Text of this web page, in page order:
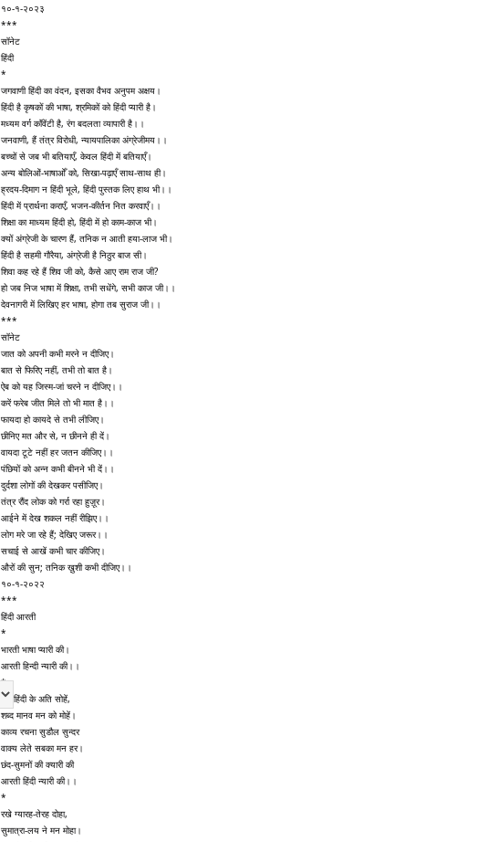
१०-१-२०२३
***
सॉनेट
हिंदी
*
जगवाणी हिंदी का वंदन, इसका वैभव अनुपम अक्षय।
हिंदी है कृषकों की भाषा, श्रमिकों को हिंदी प्यारी है।
मध्यम वर्ग कॉंवेंटी है, रंग बदलता व्यापारी है।।
जनवाणी, हैं तंत्र विरोधी, न्यायपालिका अंग्रेजीमय।।
बच्चों से जब भी बतियाएँ, केवल हिंदी में बतियाएँ।
अन्य बोलिओं-भाषाओँ को, सिखा-पढ़ाएँ साथ-साथ ही।
ह्रदय-दिमाग न हिंदी भूले, हिंदी पुस्तक लिए हाथ भी।।
हिंदी में प्रार्थना कराएँ, भजन-कीर्तन नित करवाएँ।।
शिक्षा का माध्यम हिंदी हो, हिंदी में हो काम-काज भी।
क्यों अंग्रेजी के चारण हैं, तनिक न आती हया-लाज भी।
हिंदी है सहमी गौरैया, अंग्रेजी है निठुर बाज सी।
शिवा कह रहे हैं शिव जी को, कैसे आए राम राज जी?
हो जब निज भाषा में शिक्षा, तभी सधेंगे, सभी काज जी।।
देवनागरी में लिखिए हर भाषा, होगा तब सुराज जी।।
***
सॉनेट
जात को अपनी कभी मरने न दीजिए।
बात से फिरिए नहीं, तभी तो बात है।
ऐब को यह जिस्म-जां चरने न दीजिए।।
करें फरेब जीत मिले तो भी मात है।।
फायदा हो कायदे से तभी लीजिए।
छीनिए मत और से, न छीनने ही दें।
वायदा टूटे नहीं हर जतन कीजिए।।
पंछियों को अन्न कभी बीनने भी दें।।
दुर्दशा लोगों की देखकर पसीजिए।
तंत्र रौंद लोक को गर्रा रहा हुज़ूर।
आईने में देख शकल नहीं रीझिए।।
लोग मरे जा रहे हैं; देखिए जरूर।।
सचाई से आखें कभी चार कीजिए।
औरों की सुन; तनिक ख़ुशी कभी दीजिए।।
१०-१-२०२२
***
हिंदी आरती
*
भारती भाषा प्यारी की।
आरती हिन्दी न्यारी की।।
*
वर्ण हिंदी के अति सोहें,
शब्द मानव मन को मोहें।
काव्य रचना सुडौल सुन्दर
वाक्य लेते सबका मन हर।
छंद-सुमनों की क्यारी की
आरती हिंदी न्यारी की।।
*
रखे ग्यारह-तेरह दोहा,
सुमात्रा-लय ने मन मोहा।